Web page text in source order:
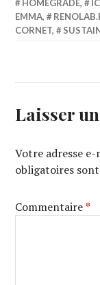
HOMEGRADE,
EMMA,
CORNET,
Laisser
Votre adresse e-
obligatoires
Commentaire*